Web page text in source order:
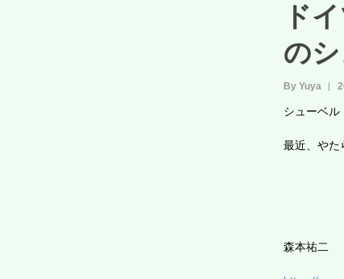
ド
の
By Yuya
シューベル
最近、やた
森本祐二